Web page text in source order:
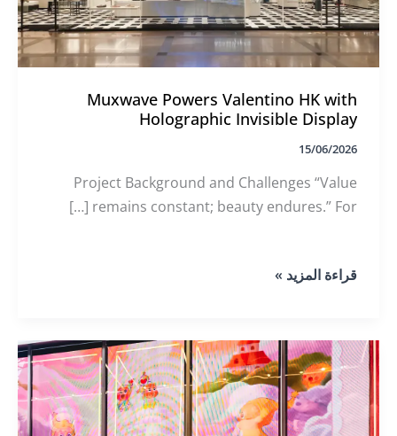
Muxwave Powers Valentino HK with
Holographic Invisible Display
15/06/2026
Project Background and Challenges “Value
remains constant; beauty endures.” For […]
Muxwave
with
Holographic
Invisible
Display
قراءة المزيد »